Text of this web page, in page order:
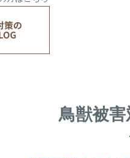
鳥獣被